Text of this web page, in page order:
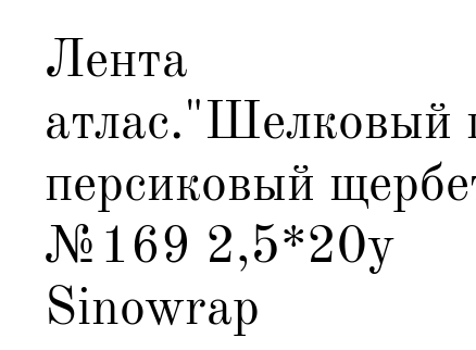
Лента
атлас."Шелковый
персиковый
№169 2,5*20y
Sinowrap